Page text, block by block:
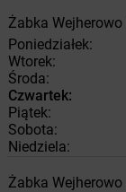
Żabka Wejherowo
Poniedziałek:
Wtorek:
Środa:
Czwartek:
Piątek:
Sobota:
Niedziela:
Żabka Wejherowo